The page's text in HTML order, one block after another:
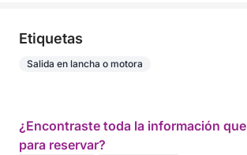
Etiquetas
Salida en lancha o motora
¿Encontraste toda la información
para reservar?